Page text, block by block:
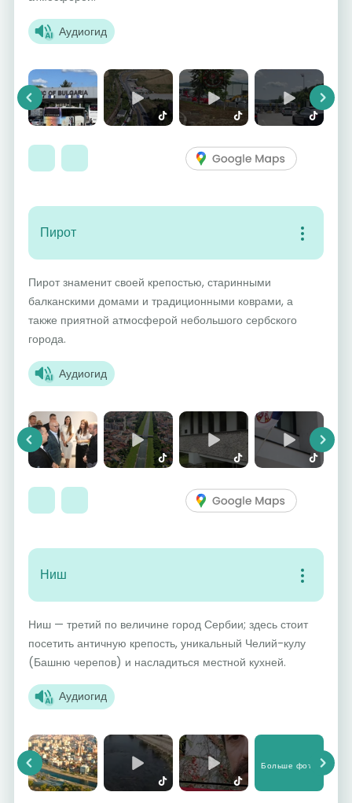
Аудиогид
Previous Next
Пирот
Пирот знаменит своей крепостью, старинными
балканскими домами и традиционными коврами, а
также приятной атмосферой небольшого сербского
города.
Аудиогид
Previous Next
Ниш
Ниш — третий по величине город Сербии; здесь стоит
посетить античную крепость, уникальный Челий-кулу
(Башню черепов) и насладиться местной кухней.
Аудиогид
Больше фото
Previous Next